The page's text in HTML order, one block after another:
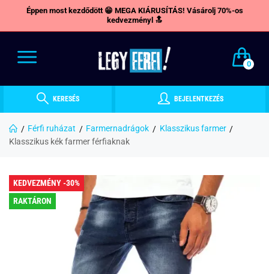
Éppen most kezdődött 😁 MEGA KIÁRUSÍTÁS! Vásárolj 70%-os
kedvezményl 🔝
0
KERESÉS BEJELENTKEZÉS
Férfi ruházat Farmernadrágok
Klasszikus farmer
Klasszikus kék farmer férfiaknak
KEDVEZMÉNY -30%
RAKTÁRON